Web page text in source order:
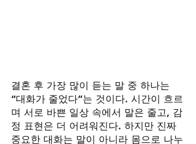
결혼 후 가장 많이 듣는 말 중 하나는
“대화가 줄었다”는 것이다. 시간이 흐르
며 서로 바쁜 일상 속에서 말은 줄고, 감
정 표현은 더 어려워진다. 하지만 진짜
중요한 대화는 말이 아니라 몸으로 나누